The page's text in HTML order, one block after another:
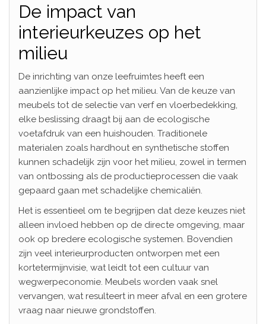
De impact van
interieurkeuzes op het
milieu
De inrichting van onze leefruimtes heeft een
aanzienlijke impact op het milieu. Van de keuze van
meubels tot de selectie van verf en vloerbedekking,
elke beslissing draagt bij aan de ecologische
voetafdruk van een huishouden. Traditionele
materialen zoals hardhout en synthetische stoffen
kunnen schadelijk zijn voor het milieu, zowel in termen
van ontbossing als de productieprocessen die vaak
gepaard gaan met schadelijke chemicaliën.
Het is essentieel om te begrijpen dat deze keuzes niet
alleen invloed hebben op de directe omgeving, maar
ook op bredere ecologische systemen. Bovendien
zijn veel interieurproducten ontworpen met een
kortetermijnvisie, wat leidt tot een cultuur van
wegwerpeconomie. Meubels worden vaak snel
vervangen, wat resulteert in meer afval en een grotere
vraag naar nieuwe grondstoffen.